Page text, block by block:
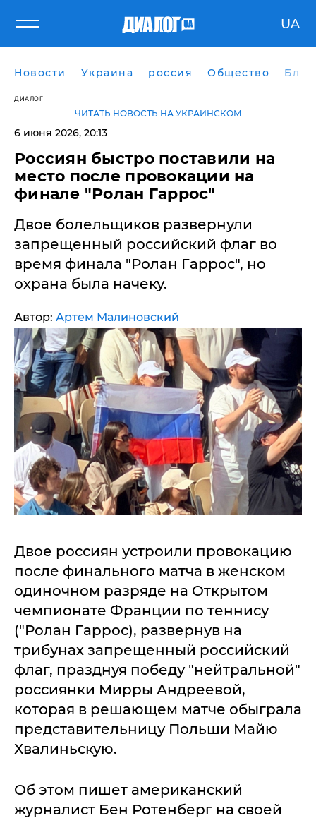
UA
Новости Украина россия Общество
ДИАЛОГ
ЧИТАТЬ НОВОСТЬ НА УКРАИНСКОМ
6 июня 2026, 20:13
Россиян быстро поставили на
место после провокации на
финале "Ролан Гаррос"
Двое болельщиков развернули
запрещенный российский флаг во
время финала "Ролан Гаррос", но
охрана была начеку.
Автор: Артем Малиновский
Двое россиян устроили провокацию
после финального матча в женском
одиночном разряде на Открытом
чемпионате Франции по теннису
("Ролан Гаррос), развернув на
трибунах запрещенный российский
флаг, празднуя победу "нейтральной"
россиянки Мирры Андреевой,
которая в решающем матче обыграла
представительницу Польши Майю
Хвалиньскую.
Об этом пишет американский
журналист Бен Ротенберг на своей